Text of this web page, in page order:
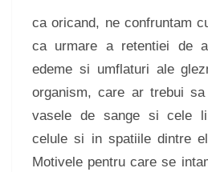
ca oricand, ne confruntam
ca urmare a retentiei de
edeme si umflaturi ale
organism, care ar trebui sa
vasele de sange si cele
celule si in spatiile dintre
Motivele pentru care se